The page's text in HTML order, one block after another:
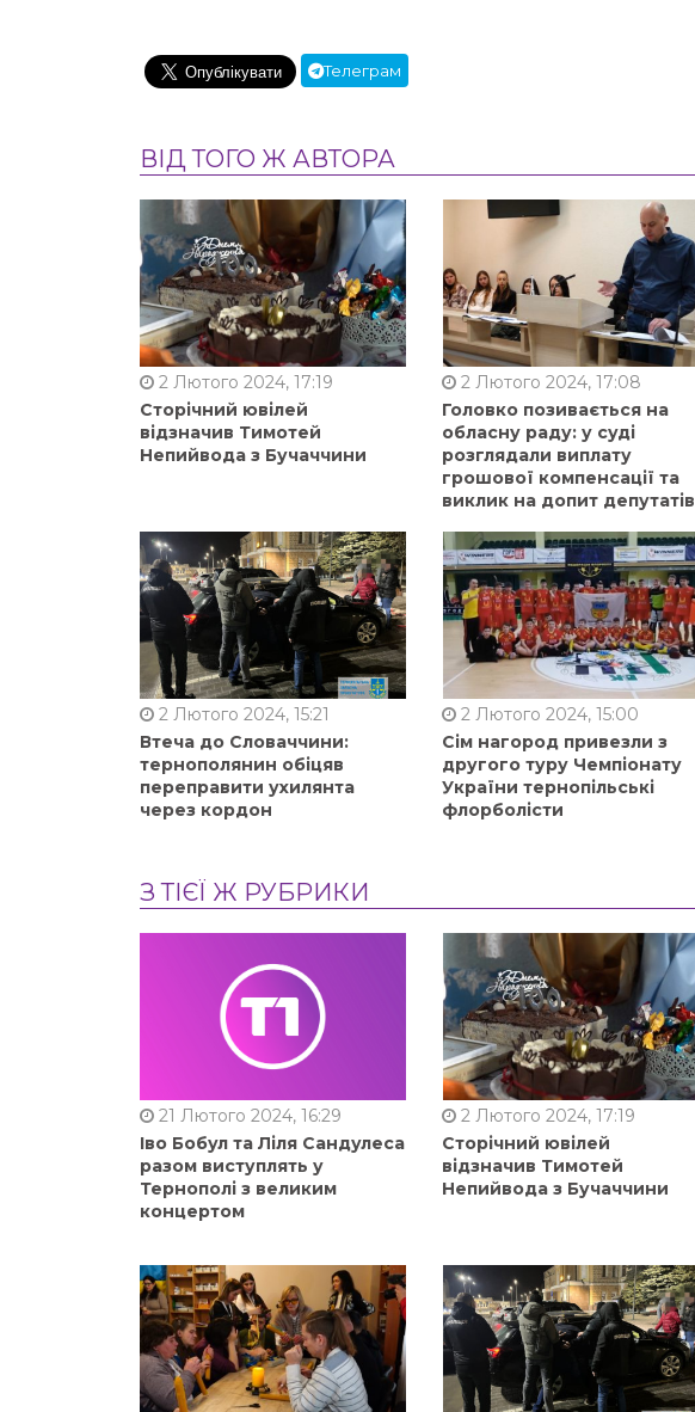
Телеграм
ВІД ТОГО Ж АВТОРА
2 Лютого 2024, 17:19
Сторічний ювілей
відзначив Тимотей
Непийвода з Бучаччини
2 Лютого 2024, 17:08
Головко позивається на
обласну раду: у суді
розглядали виплату
грошової компенсації та
виклик на допит депутатів
2 Лютого 2024, 15:21
Втеча до Словаччини:
тернополянин обіцяв
переправити ухилянта
через кордон
2 Лютого 2024, 15:00
Сім нагород привезли з
другого туру Чемпіонату
України тернопільські
флорболісти
З ТІЄЇ Ж РУБРИКИ
21 Лютого 2024, 16:29
Іво Бобул та Ліля Сандулеса
разом виступлять у
Тернополі з великим
концертом
2 Лютого 2024, 17:19
Сторічний ювілей
відзначив Тимотей
Непийвода з Бучаччини